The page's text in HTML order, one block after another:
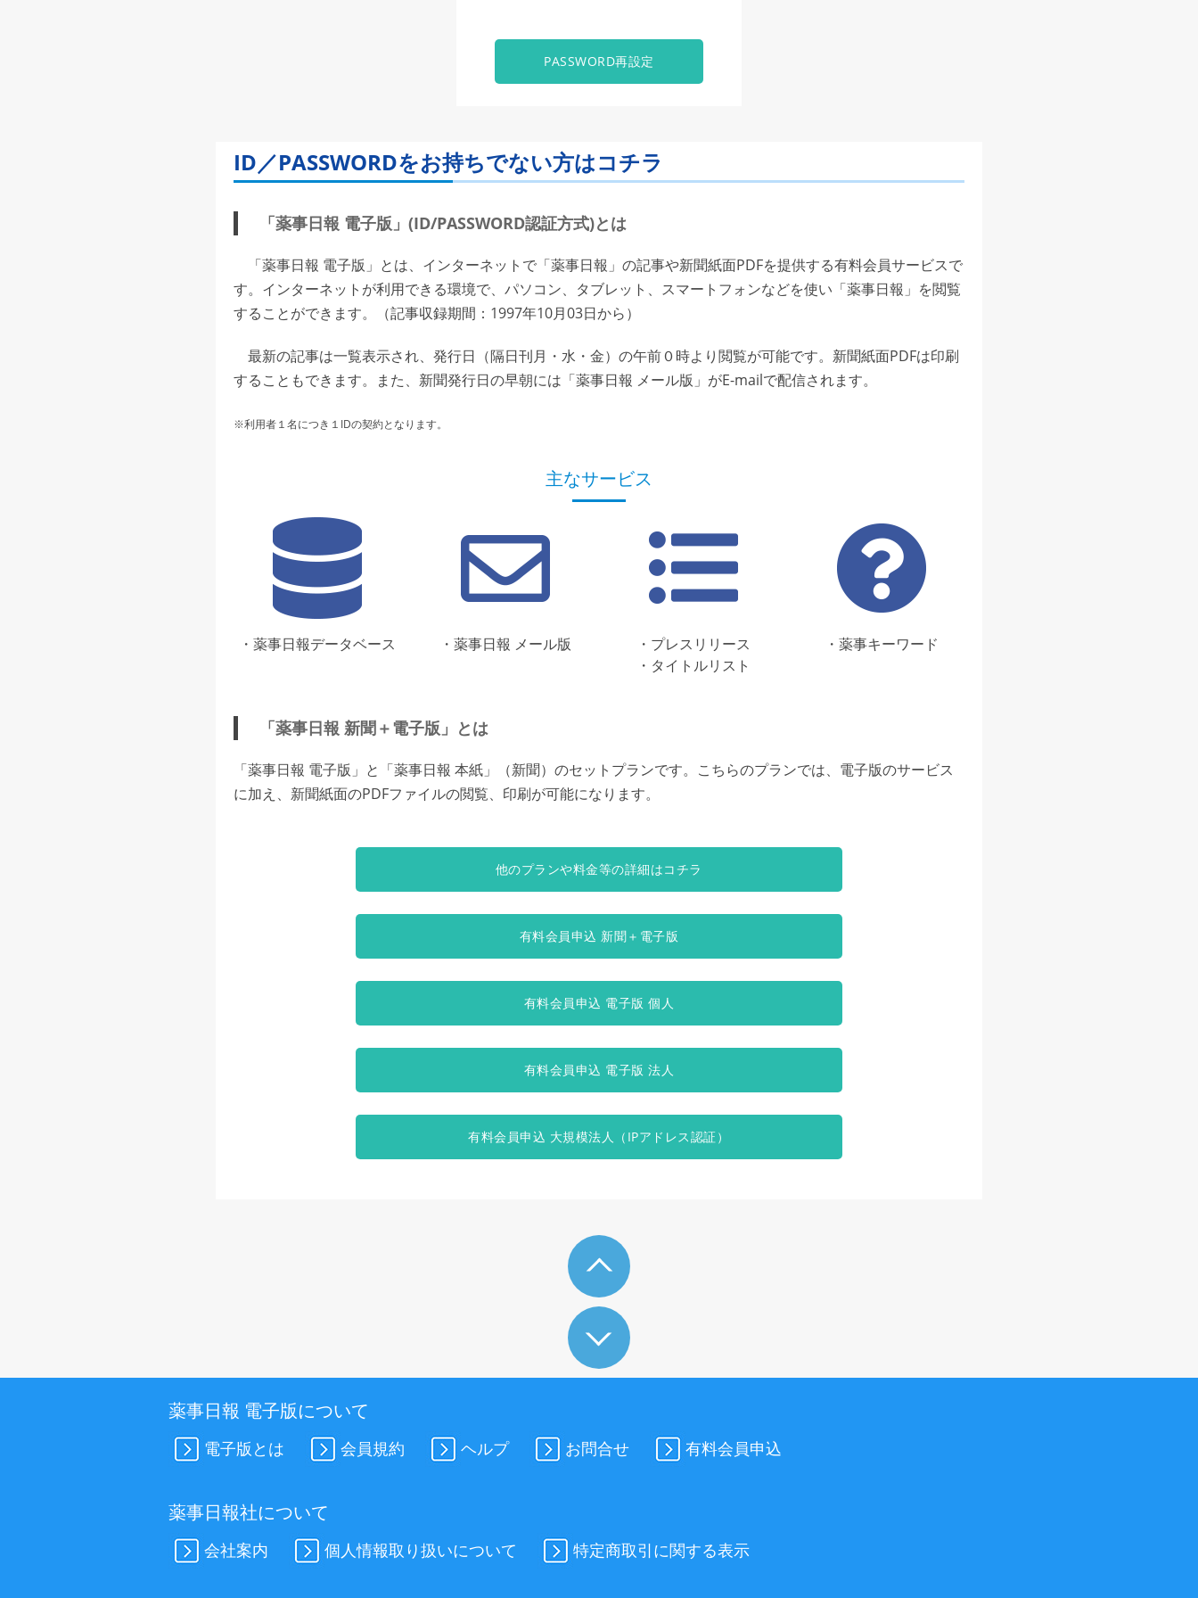
PASSWORD再設定
ID／PASSWORDをお持ちでない方はコチラ
「薬事日報 電子版」(ID/PASSWORD認証方式)とは
「薬事日報 電子版」とは、インターネットで「薬事日報」の記事や新聞紙面PDFを提供する有料会員サービスで
す。インターネットが利用できる環境で、パソコン、タブレット、スマートフォンなどを使い「薬事日報」を閲覧
することができます。（記事収録期間：1997年10月03日から）
最新の記事は一覧表示され、発行日（隔日刊月・水・金）の午前０時より閲覧が可能です。新聞紙面PDFは印刷
することもできます。また、新聞発行日の早朝には「薬事日報 メール版」がE-mailで配信されます。
※利用者１名につき１IDの契約となります。
主なサービス
・薬事日報データベース ・薬事日報 メール版
・プレスリリース
・タイトルリスト
・薬事キーワード
「薬事日報 新聞＋電子版」とは
「薬事日報 電子版」と「薬事日報 本紙」（新聞）のセットプランです。こちらのプランでは、電子版のサービス
に加え、新聞紙面のPDFファイルの閲覧、印刷が可能になります。
他のプランや料金等の詳細はコチラ
有料会員申込 新聞＋電子版
有料会員申込 電子版 個人
有料会員申込 電子版 法人
有料会員申込 大規模法人（IPアドレス認証）
薬事日報 電子版について
電子版とは 会員規約 ヘルプ お問合せ 有料会員申込
薬事日報社について
会社案内 個人情報取り扱いについて 特定商取引に関する表示